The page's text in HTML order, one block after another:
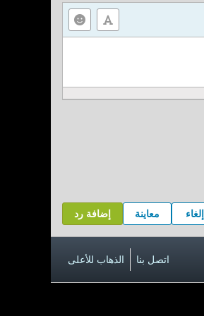
إضافة رد معاينة إلغاء
اتصل بنا الذهاب للأعلى